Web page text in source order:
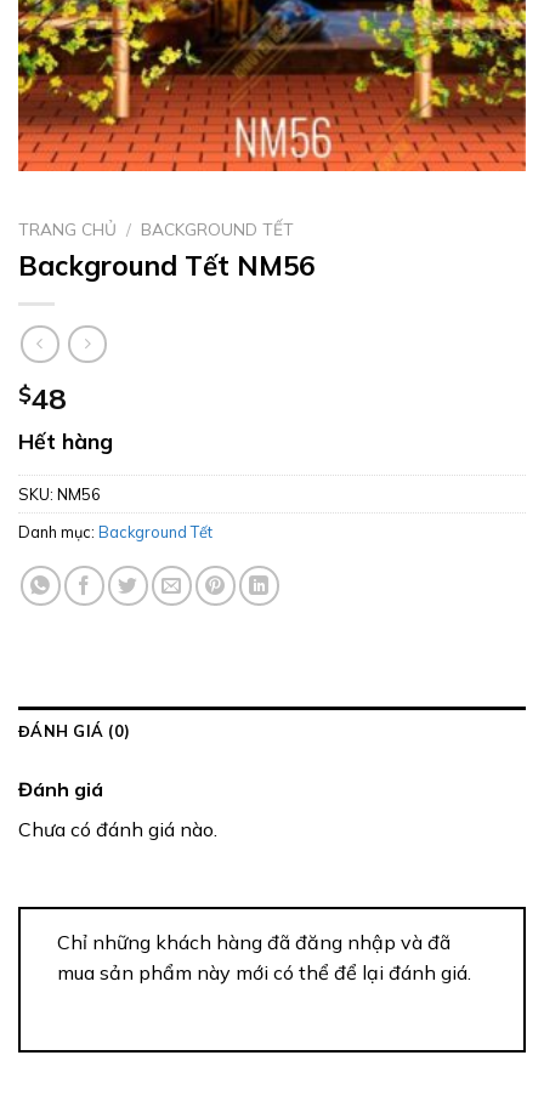
TRANG CHỦ / BACKGROUND TẾT
Background Tết NM56
$48
Hết hàng
SKU: NM56
Danh mục: Background Tết
ĐÁNH GIÁ (0)
Đánh giá
Chưa có đánh giá nào.
Chỉ những khách hàng đã đăng nhập và đã
mua sản phẩm này mới có thể để lại đánh giá.